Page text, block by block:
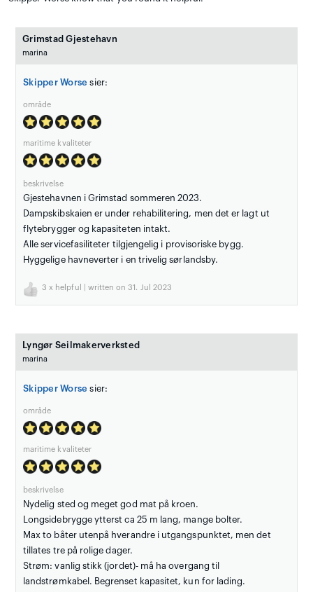
Grimstad Gjestehavn
marina
Skipper Worse sier:
område
maritime kvaliteter
beskrivelse
Gjestehavnen i Grimstad sommeren 2023.
Dampskibskaien er under rehabilitering, men det er lagt ut
flytebrygger og kapasiteten intakt.
Alle servicefasiliteter tilgjengelig i provisoriske bygg.
Hyggelige havneverter i en trivelig sørlandsby.
3 x helpful | written on 31. Jul 2023
Lyngør Seilmakerverksted
marina
Skipper Worse sier:
område
maritime kvaliteter
beskrivelse
Nydelig sted og meget god mat på kroen.
Longsidebrygge ytterst ca 25 m lang, mange bolter.
Max to båter utenpå hverandre i utgangspunktet, men det
tillates tre på rolige dager.
Strøm: vanlig stikk (jordet)- må ha overgang til
landstrømkabel. Begrenset kapasitet, kun for lading.